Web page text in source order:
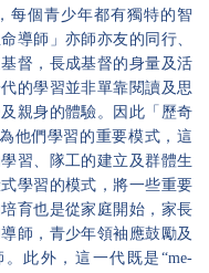
每個青少年都有獨特的智
導師」亦師亦友的同行、
督，長成基督的身量及活
的學習並非單靠閱讀及思
親身的體驗。因此「歷奇
他們學習的重要模式，這
習、隊工的建立及群體生
學習的模式，將一些重要
育也是從家庭開始，家長
師，青少年領袖應鼓勵及
此外，這一代既是 “me-